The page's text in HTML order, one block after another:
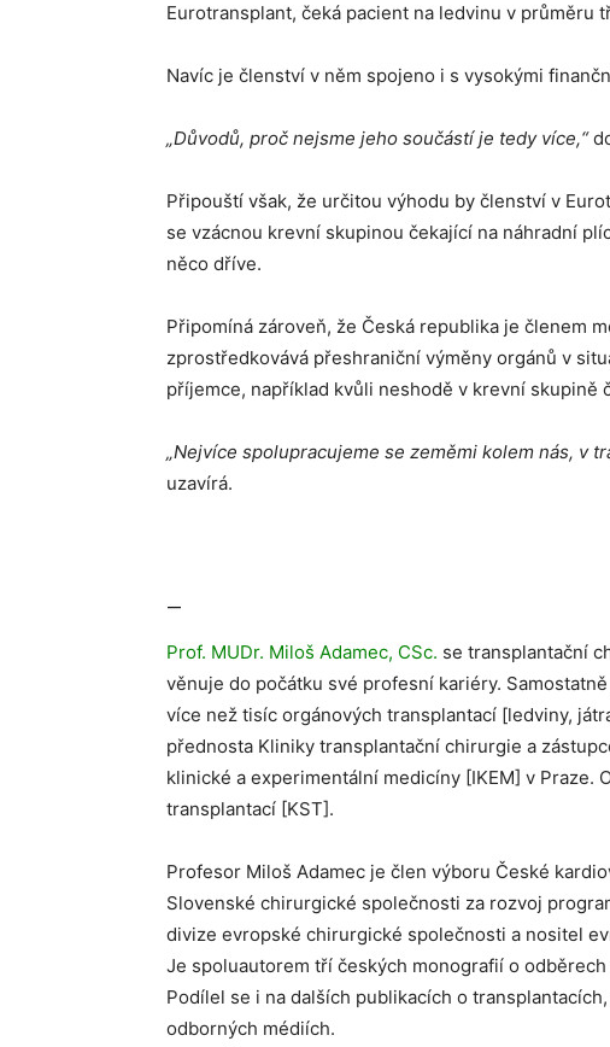
Eurotransplant, čeká pacient na ledvinu v průměru
Navíc je členství v něm spojeno i s vysokými
„Důvodů, proč nejsme jeho součástí je tedy více,“
Připouští však, že určitou výhodu by členství v
se vzácnou krevní skupinou čekající na náhradní
něco dříve.
Připomíná zároveň, že Česká republika je členem
zprostředkovává přeshraniční výměny orgánů v
příjemce, například kvůli neshodě v krevní skupině
„Nejvíce spolupracujeme se zeměmi kolem nás, v
uzavírá.
—
Prof. MUDr. Miloš Adamec, CSc. se transplantační
věnuje do počátku své profesní kariéry.
více než tisíc orgánových transplantací [ledviny,
přednosta Kliniky transplantační chirurgie a
klinické a experimentální medicíny [IKEM] v Praze.
transplantací [KST].
Profesor Miloš Adamec je člen výboru České
Slovenské chirurgické společnosti za rozvoj
divize evropské chirurgické společnosti a nositel
Je spoluautorem tří českých monografií o
Podílel se i na dalších publikacích o
odborných médiích.